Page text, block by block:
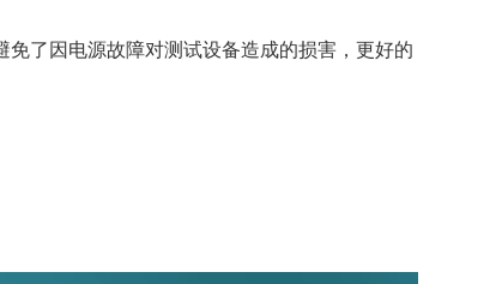
了因电源故障对测试设备造成的损害，更好的